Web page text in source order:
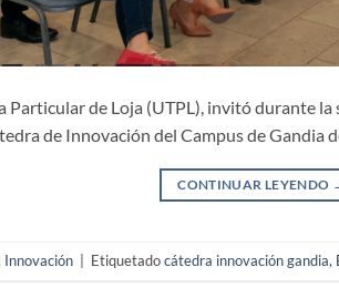
Particular de Loja (UTPL), invitó durante la
de Innovación del Campus de Gandia
CONTINUAR LEYENDO
Innovación Etiquetadocátedra innovación gandia,